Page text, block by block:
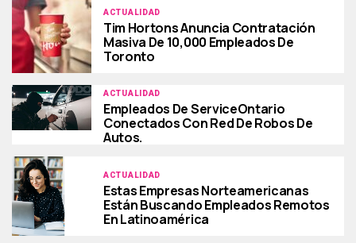
ACTUALIDAD
Tim Hortons Anuncia Contratación
Masiva De 10,000 Empleados De
Toronto
ACTUALIDAD
Empleados De ServiceOntario
Conectados Con Red De Robos De
Autos.
ACTUALIDAD
Estas Empresas Norteamericanas
Están Buscando Empleados Remotos
En Latinoamérica